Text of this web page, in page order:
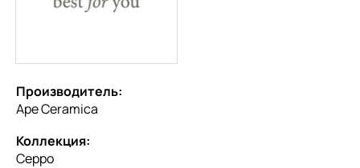
Производитель:
Ape Ceramica
Коллекция:
Ceppo